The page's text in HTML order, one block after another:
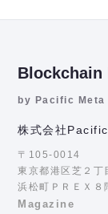
Blockchain
by Pacific Meta
株式会社
〒105-0014
東京都港区芝２丁
浜松町ＰＲＥＸ８
Magazine